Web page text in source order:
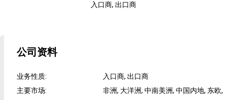
入口商, 出口商
公司资料
业务性质:
入口商, 出口商
主要市场:
非洲, 大洋洲, 中南美洲, 中国内地, 东欧,